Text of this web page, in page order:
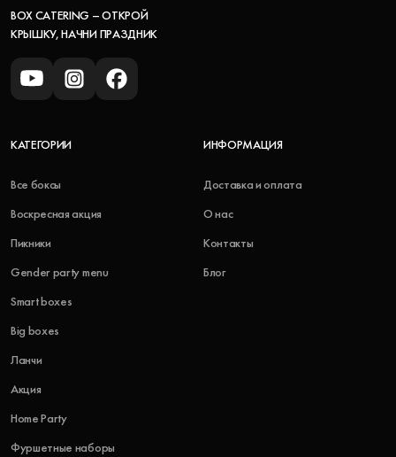
BOX CATERING – ОТКРОЙ
КРЫШКУ, НАЧНИ ПРАЗДНИК
КАТЕГОРИИ
Все боксы
Воскресная акция
Пикники
Gender party menu
Smart boxes
Big boxes
Ланчи
Акция
Home Party
Фуршетные наборы
ИНФОРМАЦИЯ
Доставка и оплата
О нас
Контакты
Блог